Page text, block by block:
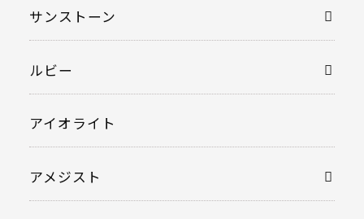
サンストーン
ルビー
アイオライト
アメジスト